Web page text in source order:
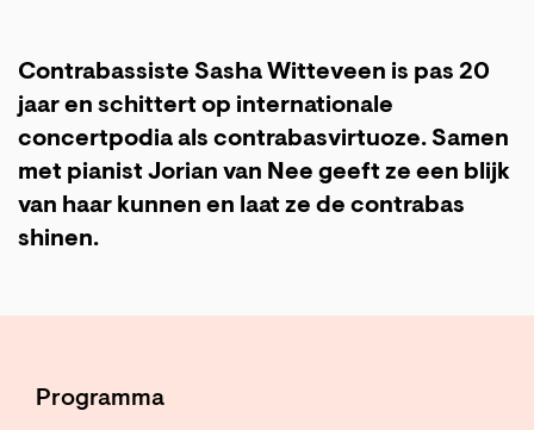
Contrabassiste Sasha Witteveen is pas 20
jaar en schittert op internationale
concertpodia als contrabasvirtuoze. Samen
met pianist Jorian van Nee geeft ze een blijk
van haar kunnen en laat ze de contrabas
shinen.
Programma